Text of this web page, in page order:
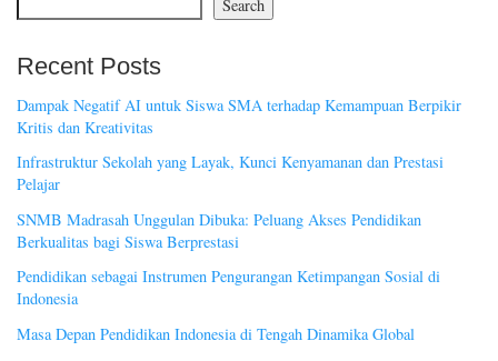
Search
Recent Posts
Dampak Negatif AI untuk Siswa SMA terhadap Kemampuan Berpikir
Kritis dan Kreativitas
Infrastruktur Sekolah yang Layak, Kunci Kenyamanan dan Prestasi
Pelajar
SNMB Madrasah Unggulan Dibuka: Peluang Akses Pendidikan
Berkualitas bagi Siswa Berprestasi
Pendidikan sebagai Instrumen Pengurangan Ketimpangan Sosial di
Indonesia
Masa Depan Pendidikan Indonesia di Tengah Dinamika Global